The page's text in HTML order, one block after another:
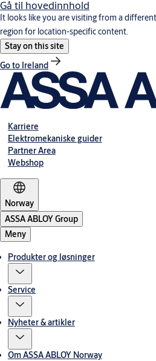
Gå til hovedinnhold
It looks like you are visiting from a
region for location-specific content.
Stay on this site
Go to Ireland
Karriere
Elektromekaniske guider
Partner Area
Webshop
Norway
ASSA ABLOY Group
Meny
Produkter og løsninger
Service
Nyheter & artikler
Om ASSA ABLOY Norway